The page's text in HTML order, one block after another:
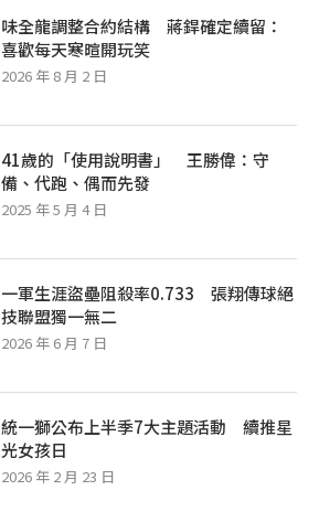
味全龍調整合約結構 蔣銲確定續留：
喜歡每天寒暄開玩笑
2026 年 8 月 2 日
41歲的「使用說明書」 王勝偉：守
備、代跑、偶而先發
2025 年 5 月 4 日
一軍生涯盜壘阻殺率0.733 張翔傳球絕
技聯盟獨一無二
2026 年 6 月 7 日
統一獅公布上半季7大主題活動 續推星
光女孩日
2026 年 2 月 23 日